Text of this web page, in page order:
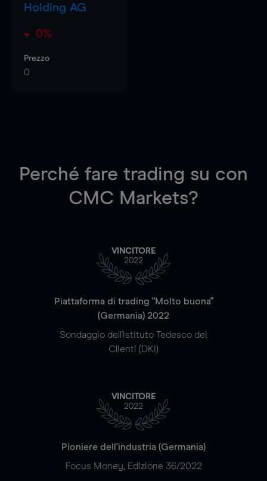
Holding AG
0%
Prezzo
0
Perché fare trading su con
CMC Markets?
VINCITORE
2022
Piattaforma di trading "Molto buona"
(Germania) 2022
Sondaggio dell'Istituto Tedesco dei
Clienti (DKI)
VINCITORE
2022
Pioniere dell'industria (Germania)
Focus Money, Edizione 36/2022